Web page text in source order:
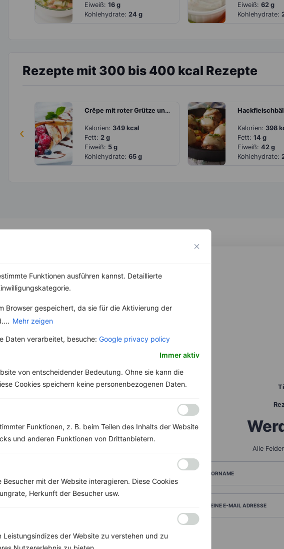
Funktionen ausführen kannst. Detaillierte
Browser gespeichert, da sie für die Aktivierung der
Mehr zeigen
Daten verarbeitet, besuche: Google privacy policy
Immer aktiv
von entscheidender Bedeutung. Ohne sie kann die
Cookies speichern keine personenbezogenen Daten.
Funktionen, z. B. beim Teilen des Inhalts der Website
und anderen Funktionen von Drittanbietern.
mit der Website interagieren. Diese Cookies
Herkunft der Besucher usw.
der Website zu verstehen und zu
Eiweiß: 16 g
Kohlehydrate: 24 g
Eiweiß: 62 g
Kohlehydrate:
Rezepte mit 300 bis 400 kcal Rezepte
‹
Crêpe mit roter Grütze und Beeren
Kalorien: 349 kcal
Fett: 2 g
Eiweiß: 5 g
Kohlehydrate: 65 g
Kalorien: 398
Fett: 14 g
Eiweiß: 42 g
Kohlehydrate:
Alle
VORNAME
DEINE E-MAIL ADRESSE